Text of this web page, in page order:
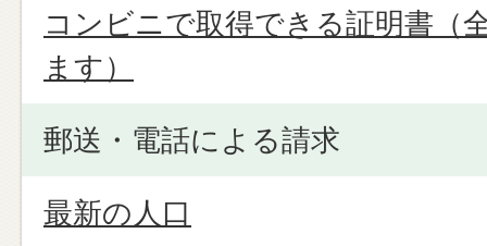
コンビニで取得できる証明書（
ます）
郵送・電話による請求
最新の人口